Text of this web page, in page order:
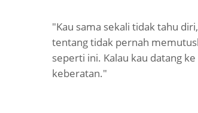
"Kau sama sekali tidak tahu
tentang tidak pernah
seperti ini. Kalau kau datang
keberatan."